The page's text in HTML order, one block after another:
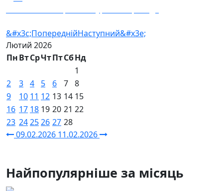
&#x3c;ПопереднійНаступний&#x3e;
Лютий 2026
ПнВтСрЧтПтСбНд
1
2
3 4 5 6 7 8
9
10 11 12 13 14 15
16 17 18 19 20 21 22
23 242526 27 28
09.02.2026 11.02.2026
Найпопулярніше за місяць